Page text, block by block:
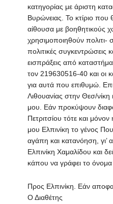
κατηγορίας με άριστη
Βυρώνειας. Το κτίριο που
αίθουσα με βοηθητικούς
χρησιμοποιηθούν πολιτι-
πολιτικές
εισπράξεις από
τον 219630516-40 και οι
για αυτά που επιθυμώ.
Λιθουανίας στην Θεσ/
μου. Εάν προκύψουν
Πετριτσίου τότε και
μου Ελπινίκη το γένος
αγάπη και κατανόηση,
Ελπινίκη Χαμαλίδου και
κάπου να γράφει το όνομα
Προς Ελπινίκη. Εάν
Ο Διαθέτης